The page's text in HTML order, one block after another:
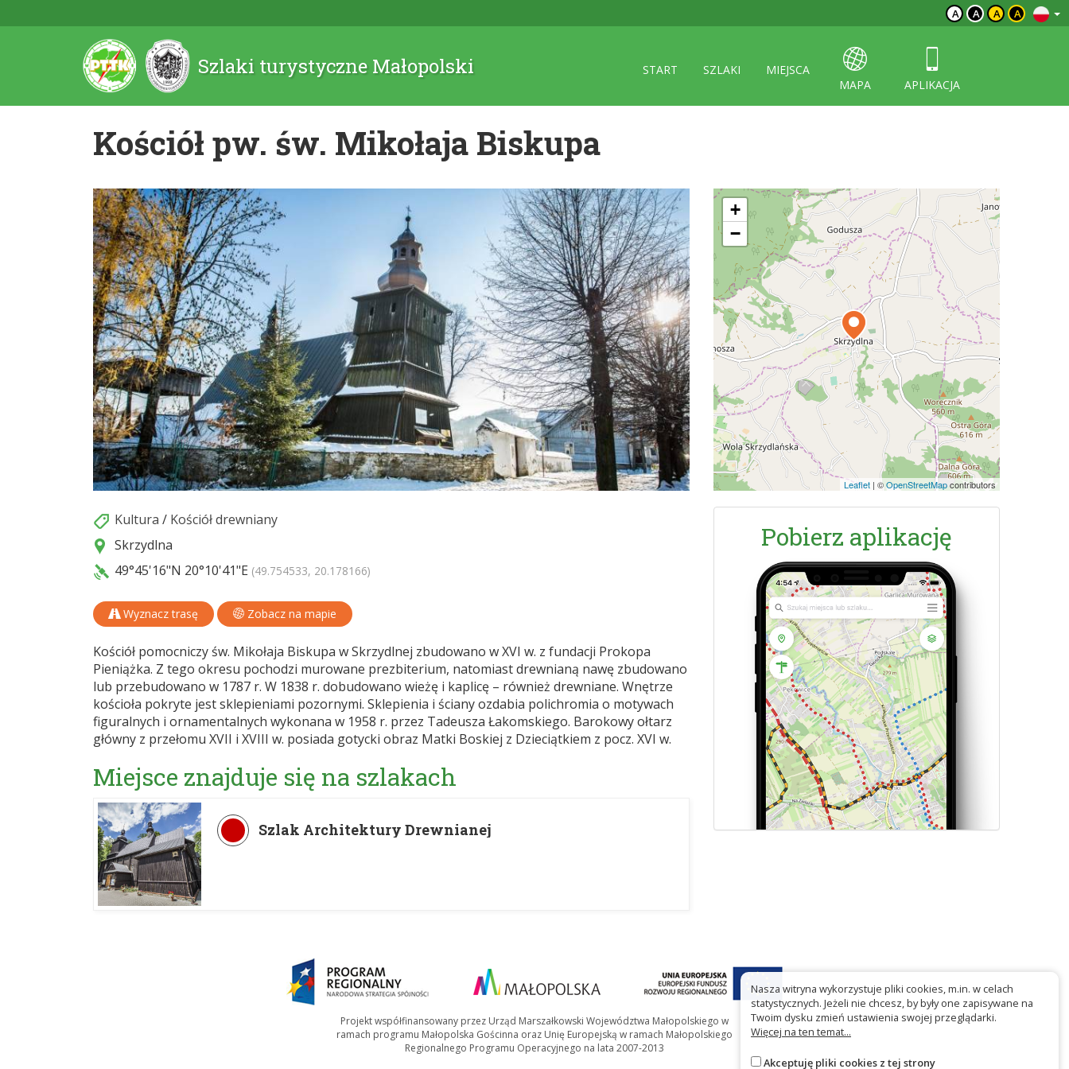
A A A A
Szlaki turystyczne Małopolski START SZLAKI
MIEJSCA
MAPA
APLIKACJA
Kościół pw. św. Mikołaja Biskupa
Kultura / Kościół drewniany
Skrzydlna
49°45'16"N 20°10'41"E (49.754533, 20.178166)
Wyznacz trasę Zobacz na mapie
Kościół pomocniczy św. Mikołaja Biskupa w Skrzydlnej zbudowano w XVI w. z fundacji Prokopa
Pieniążka. Z tego okresu pochodzi murowane prezbiterium, natomiast drewnianą nawę zbudowano
lub przebudowano w 1787 r. W 1838 r. dobudowano wieżę i kaplicę – również drewniane. Wnętrze
kościoła pokryte jest sklepieniami pozornymi. Sklepienia i ściany ozdabia polichromia o motywach
figuralnych i ornamentalnych wykonana w 1958 r. przez Tadeusza Łakomskiego. Barokowy ołtarz
główny z przełomu XVII i XVIII w. posiada gotycki obraz Matki Boskiej z Dzieciątkiem z pocz. XVI w.
Miejsce znajduje się na szlakach
Szlak Architektury Drewnianej
+
−
Leaflet | ©OpenStreetMapcontributors
Pobierz aplikację
Projekt współfinansowany przez Urząd Marszałkowski Województwa Małopolskiego w
ramach programu Małopolska Gościnna oraz Unię Europejską w ramach Małopolskiego
Regionalnego Programu Operacyjnego na lata 2007-2013
Nasza witryna wykorzystuje pliki cookies, m.in. w celach
statystycznych. Jeżeli nie chcesz, by były one zapisywane na
Twoim dysku zmień ustawienia swojej przeglądarki.
Więcej na ten temat...
Akceptuję pliki cookies z tej strony